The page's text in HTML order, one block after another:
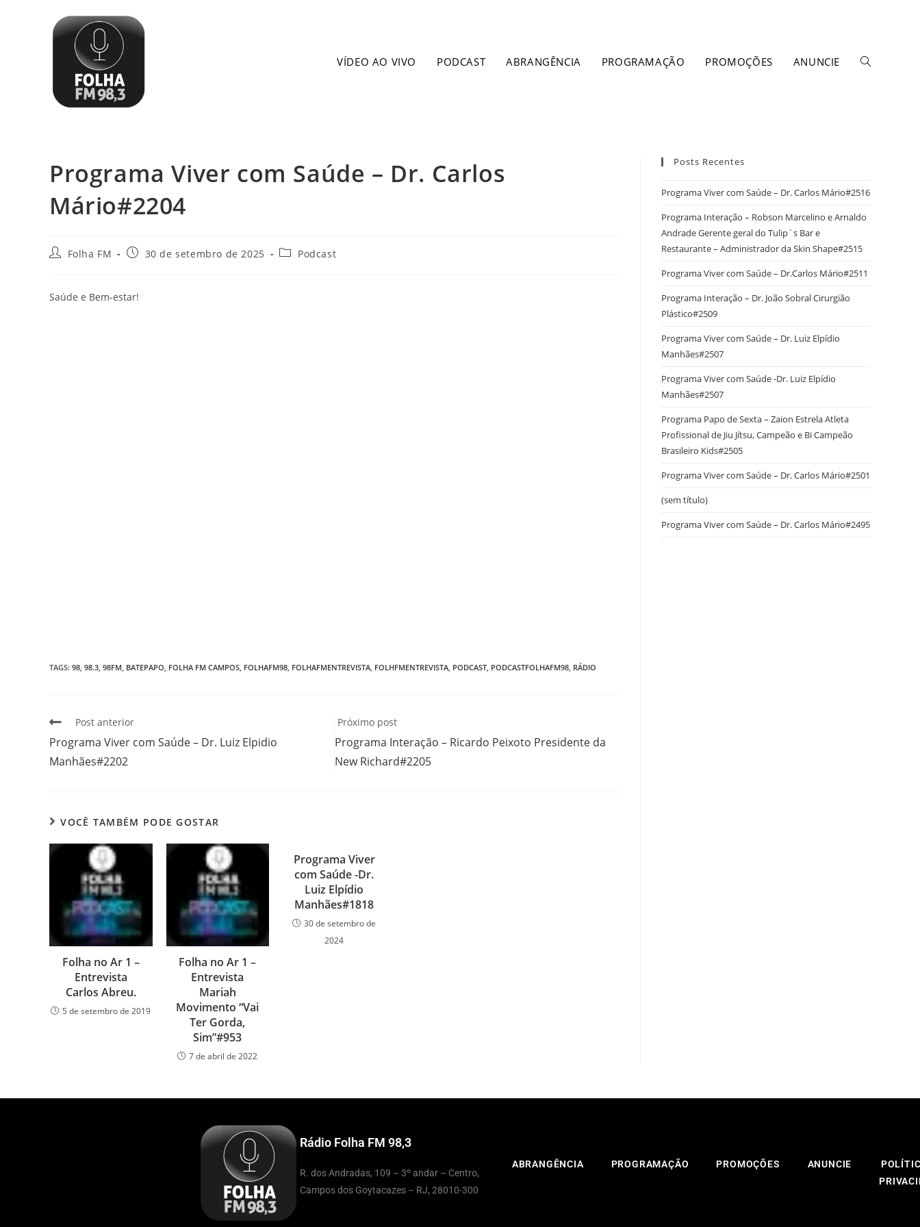
VÍDEO AO VIVO PODCAST ABRANGÊNCIA PROGRAMAÇÃO PROMOÇÕES ANUNCIE
Programa Viver com Saúde – Dr. Carlos
Mário#2204
Folha FM 30 de setembro de 2025 Podcast
Saúde e Bem-estar!
TAGS: 98 98.3 98FM BATEPAPO FOLHA FM CAMPOS FOLHAFM98 FOLHAFMENTREVISTA FOLHFMENTREVISTA PODCAST PODCASTFOLHAFM98 RÁDIO
Post anterior
Programa Viver com Saúde – Dr. Luiz Elpidio
Manhães#2202
Próximo post
Programa Interação – Ricardo Peixoto Presidente da
New Richard#2205
VOCÊ TAMBÉM PODE GOSTAR
Folha no Ar 1 –
Entrevista
Carlos Abreu.
5 de setembro de 2019
Folha no Ar 1 –
Entrevista
Mariah
Movimento “Vai
Ter Gorda,
Sim”#953
7 de abril de 2022
Programa Viver
com Saúde -Dr.
Luiz Elpídio
Manhães#1818
30 de setembro de
2024
Posts Recentes
Programa Viver com Saúde – Dr. Carlos Mário#2516
Programa Interação – Robson Marcelino e Arnaldo
Andrade Gerente geral do Tulip´s Bar e
Restaurante – Administrador da Skin Shape#2515
Programa Viver com Saúde – Dr.Carlos Mário#2511
Programa Interação – Dr. João Sobral Cirurgião
Plástico#2509
Programa Viver com Saúde – Dr. Luiz Elpídio
Manhães#2507
Programa Viver com Saúde -Dr. Luiz Elpídio
Manhães#2507
Programa Papo de Sexta – Zaion Estrela Atleta
Profissional de Jiu Jítsu, Campeão e Bi Campeão
Brasileiro Kids#2505
Programa Viver com Saúde – Dr. Carlos Mário#2501
(sem título)
Programa Viver com Saúde – Dr. Carlos Mário#2495
Rádio Folha FM 98,3
R. dos Andradas, 109 – 3º andar – Centro,
Campos dos Goytacazes – RJ, 28010-300
ABRANGÊNCIA PROGRAMAÇÃO PROMOÇÕES ANUNCIE